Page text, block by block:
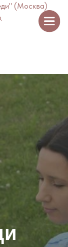
(Москва)